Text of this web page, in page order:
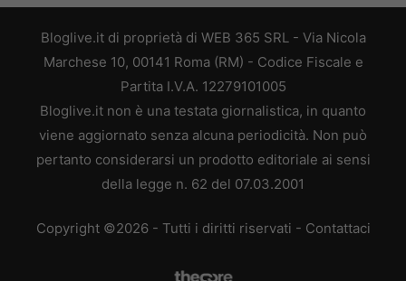
Bloglive.it di proprietà di WEB 365 SRL - Via Nicola
Marchese 10, 00141 Roma (RM) - Codice Fiscale e
Partita I.V.A. 12279101005
Bloglive.it non è una testata giornalistica, in quanto
viene aggiornato senza alcuna periodicità. Non può
pertanto considerarsi un prodotto editoriale ai sensi
della legge n. 62 del 07.03.2001
Copyright ©2026 - Tutti i diritti riservati - Contattaci